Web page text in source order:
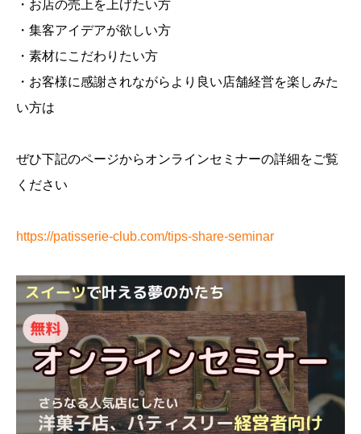
・お店の売上を上げたい方
・集客アイデアが欲しい方
・素材にこだわりたい方
・お客様に感謝されながらより良い店舗経営を楽しみた
い方は
ぜひ下記のページからオンラインセミナーの詳細をご覧
ください
https://patisserie-club.com/tips-share-seminar